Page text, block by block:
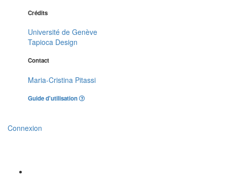
Crédits
Université de Genève
Tapioca Design
Contact
Maria-Cristina Pitassi
Guide d'utilisation
Connexion